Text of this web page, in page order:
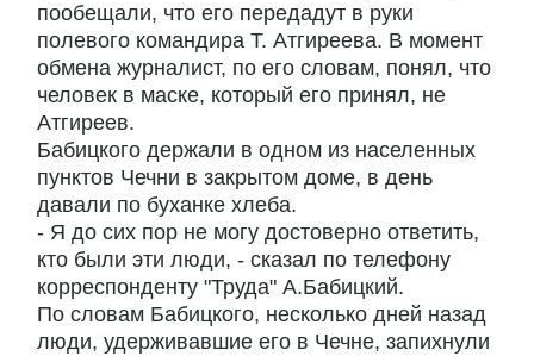
пообещали, что его передадут в руки
полевого командира Т. Атгиреева. В момент
обмена журналист, по его словам, понял, что
человек в маске, который его принял, не
Атгиреев.
Бабицкого держали в одном из населенных
пунктов Чечни в закрытом доме, в день
давали по буханке хлеба.
- Я до сих пор не могу достоверно ответить,
кто были эти люди, - сказал по телефону
корреспонденту "Труда" А.Бабицкий.
По словам Бабицкого, несколько дней назад
люди, удерживавшие его в Чечне, запихнули